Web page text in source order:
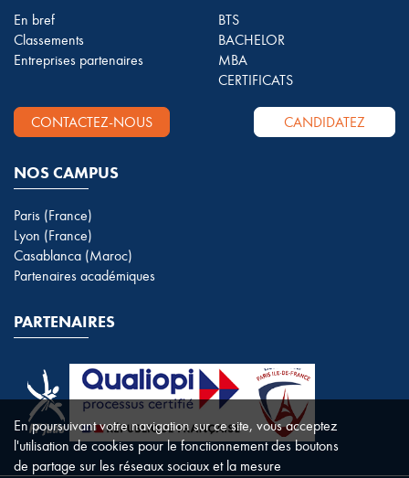
En bref
Classements
Entreprises partenaires
BTS
BACHELOR
MBA
CERTIFICATS
CONTACTEZ-NOUS CANDIDATEZ
NOS CAMPUS
Paris (France)
Lyon (France)
Casablanca (Maroc)
Partenaires académiques
PARTENAIRES
En poursuivant votre navigation sur ce site, vous acceptez
l'utilisation de cookies pour le fonctionnement des boutons
de partage sur les réseaux sociaux et la mesure